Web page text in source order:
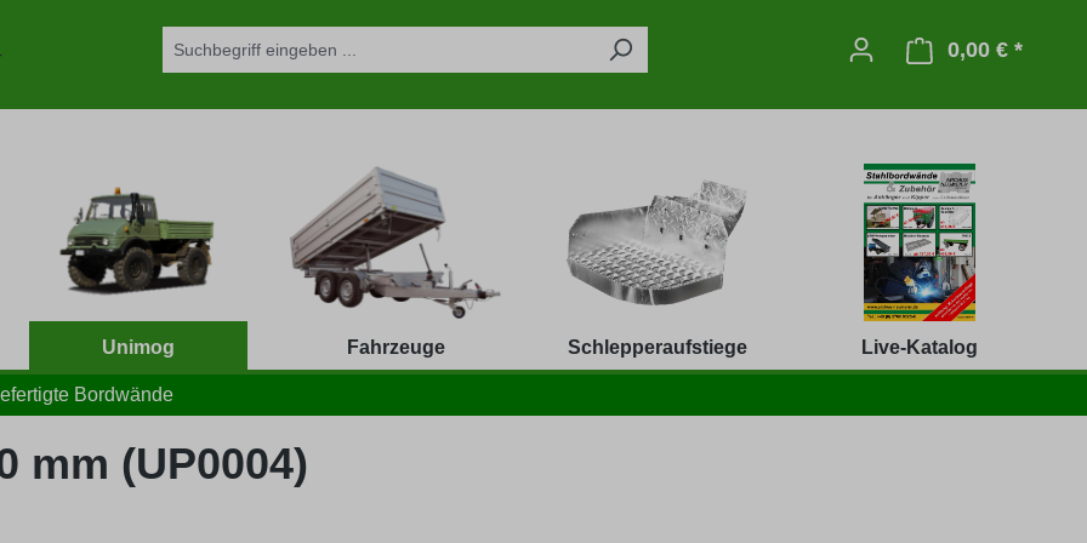
0,00 € *
Unimog Fahrzeuge Schlepperaufstiege Live-Katalog
Bordwände
mm (UP0004)